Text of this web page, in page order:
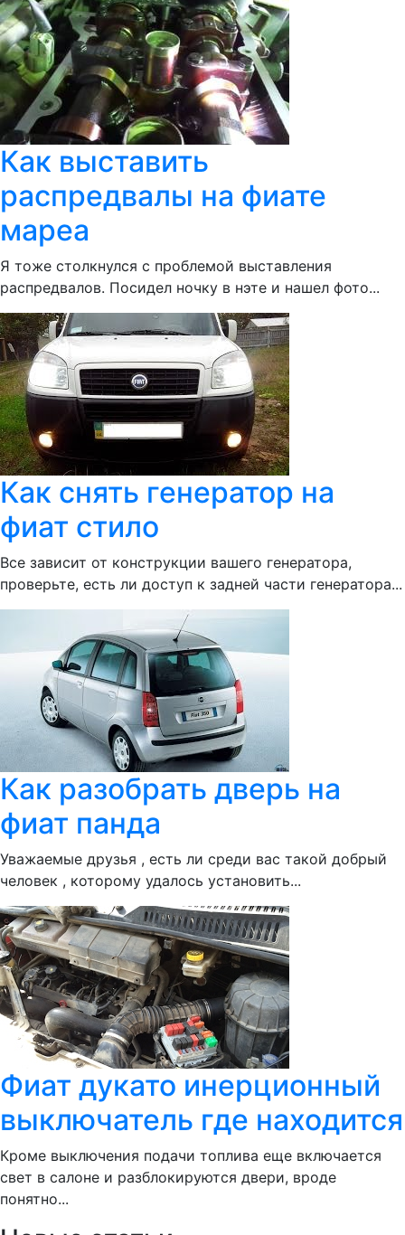
Как выставить
распредвалы на фиате
мареа
Я тоже столкнулся с проблемой выставления
распредвалов. Посидел ночку в нэте и нашел фото...
Как снять генератор на
фиат стило
Все зависит от конструкции вашего генератора,
проверьте, есть ли доступ к задней части генератора...
Как разобрать дверь на
фиат панда
Уважаемые друзья , есть ли среди вас такой добрый
человек , которому удалось установить...
Фиат дукато инерционный
выключатель где находится
Кроме выключения подачи топлива еще включается
свет в салоне и разблокируются двери, вроде
понятно...